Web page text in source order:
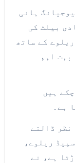
ہائی
بیلٹ کی
کے ساتھ
اہم
ہیں
ہے۔
نظر ڈالتے
ریلوے،
ہے، نے